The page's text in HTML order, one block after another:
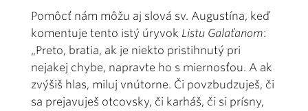
Pomôcť nám môžu aj slová sv. Augustína, keď
komentuje tento istý úryvok Listu Galaťanom:
„Preto, bratia, ak je niekto pristihnutý pri
nejakej chybe, napravte ho s miernosťou. A ak
zvýšiš hlas, miluj vnútorne. Či povzbudzuješ, či
sa prejavuješ otcovsky, či karháš, či si prísny,